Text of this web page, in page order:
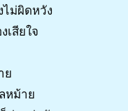
ม่ผิดหวัง
เสียใจ
ย
หม้าย